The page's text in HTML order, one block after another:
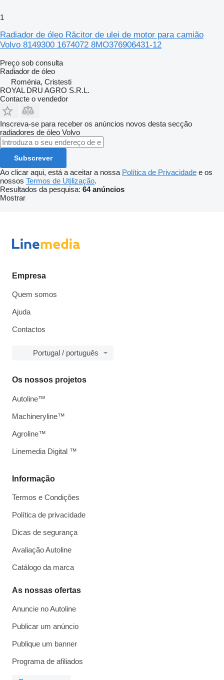
1
Radiador de óleo Răcitor de ulei de motor para camião
Volvo 8149300 1674072 8MO376906431-12
Preço sob consulta
Radiador de óleo
Roménia, Cristesti
ROYAL DRU AGRO S.R.L.
Contacte o vendedor
Inscreva-se para receber os anúncios novos desta secção
radiadores de óleo Volvo
Subscrever
Ao clicar aqui, está a aceitar a nossa Política de Privacidade e os
nossos Termos de Utilização.
Resultados da pesquisa: 64 anúncios
Mostrar
Empresa
Quem somos
Ajuda
Contactos
Portugal / português
Informação
Termos e Condições
Política de privacidade
Dicas de segurança
Avaliação Autoline
Catálogo da marca
As nossas ofertas
Anuncie no Autoline
Publicar um anúncio
Publique um banner
Programa de afiliados
Os nossos projetos
Autoline™
Machineryline™
Agroline™
Linemedia Digital ™